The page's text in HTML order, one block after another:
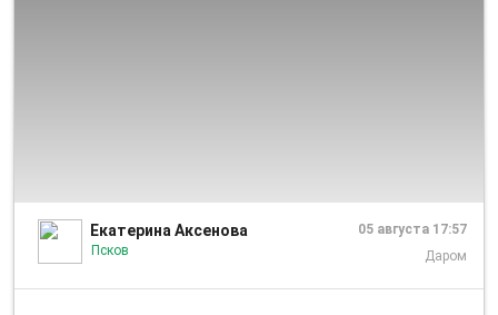
Екатерина Аксенова
Псков
05 августа 17:57
Даром